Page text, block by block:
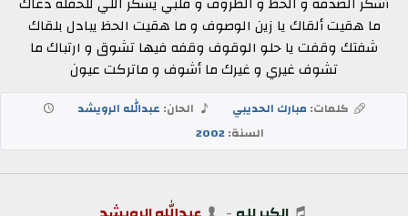
ما هقيت ألقاك يا زين الوصوف و ما هقيت الحظ يبادل بلقاك
شفتك وقفت يا حلو الوقوف وقفه فيها تشوق و ارتباك ما
تشوف غيري و غيرك ما أشوف و ماتركت عيون
كلمات: مبارك الحديبي الحان: عبدالله الرويشد
السنة:2002